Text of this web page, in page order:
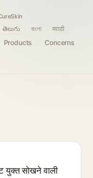
Products
Concerns
తెలుగు বাংলা मराठी
युक्त सोखने वाली